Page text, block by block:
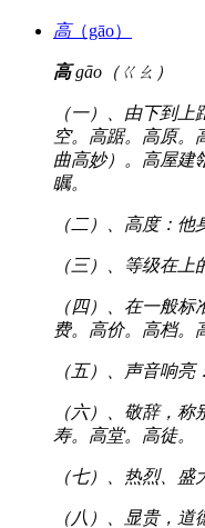
高（gāo）
高gāo（ㄍㄠ）
（一）、由下到
空。高踞。高原。
曲高妙）。高屋建
瞩。
（二）、高度：他
（三）、等级在上
（四）、在一般
费。高价。高档。
（五）、声音响亮
（六）、敬辞，
寿。高堂。高徒。
（七）、热烈、盛
（八）、显贵，道